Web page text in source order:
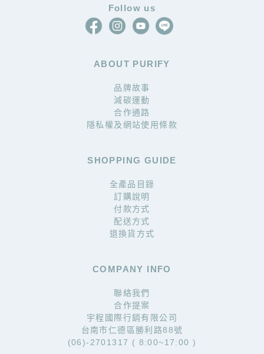
Follow us
ABOUT PURIFY
品牌故事
減碳運動
合作通路
隱私權及網站使用條款
SHOPPING GUIDE
全產品目錄
訂購說明
付款方式
配送方式
退換貨方式
COMPANY INFO
聯絡我們
合作提案
宇程國際行銷有限公司
台南市仁德區勝利路88號
(06)-2701317 ( 8:00~17:00 )